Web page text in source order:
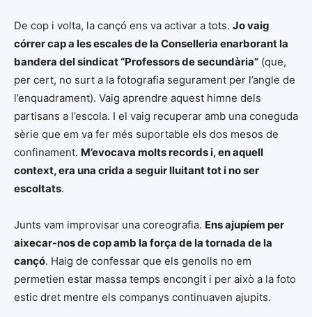
De cop i volta, la cançó ens va activar a tots. Jo vaig
córrer cap a les escales de la Conselleria enarborant la
bandera del sindicat “Professors de secundària” (que,
per cert, no surt a la fotografia segurament per l’angle de
l’enquadrament). Vaig aprendre aquest himne dels
partisans a l’escola. I el vaig recuperar amb una coneguda
sèrie que em va fer més suportable els dos mesos de
confinament. M’evocava molts records i, en aquell
context, era una crida a seguir lluitant tot i no ser
escoltats.
Junts vam improvisar una coreografia. Ens ajupíem per
aixecar-nos de cop amb la força de la tornada de la
cançó. Haig de confessar que els genolls no em
permetien estar massa temps encongit i per això a la foto
estic dret mentre els companys continuaven ajupits.